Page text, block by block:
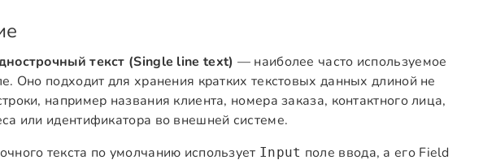
текст (Single line text) — наиболее часто используемое
Оно подходит для хранения кратких текстовых данных длиной не
например названия клиента, номера заказа, контактного лица,
или идентификатора во внешней системе.
текста по умолчанию использует Input поле ввода, а его Field